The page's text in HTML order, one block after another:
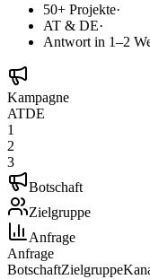
50+ Projekte·
AT & DE·
Antwort in 1–2
Kampagne
ATDE
1
2
3
Botschaft
Zielgruppe
Anfrage
Anfrage
BotschaftZielgruppe